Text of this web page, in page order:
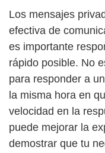
Los mensajes
efectiva de
es importante
rápido posible. No
para responder a
la misma hora en
velocidad en la
puede mejorar la
demostrar que tu